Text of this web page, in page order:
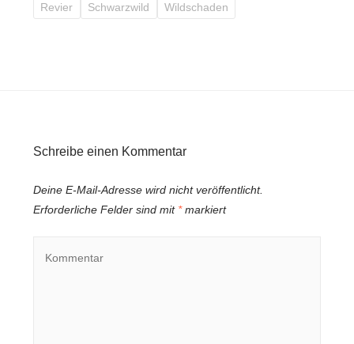
Revier Schwarzwild Wildschaden
Schreibe einen Kommentar
Deine E-Mail-Adresse wird nicht veröffentlicht.
Erforderliche Felder sind mit *markiert